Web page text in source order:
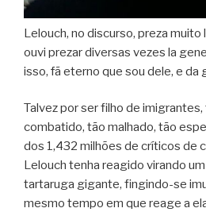
Lelouch, no discurso, preza
ouvi prezar diversas vezes la
isso, fã eterno que sou dele, e da
Talvez por ser filho de
combatido, tão malhado, tão
dos 1,432 milhões de críticos de
Lelouch tenha reagido virando
tartaruga gigante, fingindo-se
mesmo tempo em que reage a